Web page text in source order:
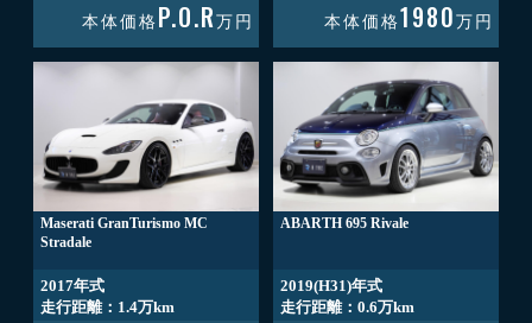
本体価格 P.O.R万円 本体価格1980 万円
Maserati GranTurismo MC
Stradale
2017年式
走行距離：1.4万km
ABARTH 695 Rivale
2019(H31)年式
走行距離：0.6万km